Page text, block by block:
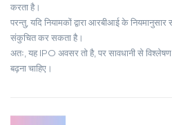
करता है।
परन्तु, यदि नियामकों द्वारा आरबीआई के
संकुचित कर सकता है।
अतः, यह IPO अवसर तो है, पर सावधानी से
बढ़ना चाहिए।